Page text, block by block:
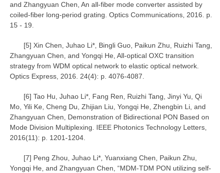
and Zhangyuan Chen, An all-fiber mode converter assisted by
coiled-fiber long-period grating. Optics Communications, 2016. p.
15 - 19.
[5] Xin Chen, Juhao Li*, Bingli Guo, Paikun Zhu, Ruizhi Tang,
Zhangyuan Chen, and Yongqi He, All-optical OXC transition
strategy from WDM optical network to elastic optical network.
Optics Express, 2016. 24(4): p. 4076-4087.
[6] Tao Hu, Juhao Li*, Fang Ren, Ruizhi Tang, Jinyi Yu, Qi
Mo, Yili Ke, Cheng Du, Zhijian Liu, Yongqi He, Zhengbin Li, and
Zhangyuan Chen, Demonstration of Bidirectional PON Based on
Mode Division Multiplexing. IEEE Photonics Technology Letters,
2016(11): p. 1201-1204.
[7] Peng Zhou, Juhao Li*, Yuanxiang Chen, Paikun Zhu,
Yongqi He, and Zhangyuan Chen, “MDM-TDM PON utilizing self-